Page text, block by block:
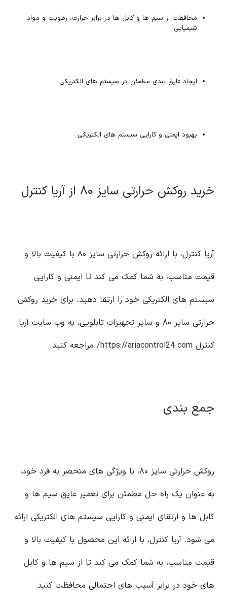
محافظت از سیم ها و کابل ها در برابر حرارت، رطوبت و مواد
شیمیایی
ایجاد عایق بندی مطمئن در سیستم های الکتریکی
بهبود ایمنی و کارایی سیستم های الکتریکی
خرید روکش حرارتی سایز ۸۰ از آریا کنترل
آریا کنترل، با ارائه روکش حرارتی سایز ۸۰ با کیفیت بالا و
قیمت مناسب، به شما کمک می کند تا ایمنی و کارایی
سیستم های الکتریکی خود را ارتقا دهید. برای خرید روکش
حرارتی سایز ۸۰ و سایر تجهیزات تابلویی، به وب سایت آریا
کنترل https://ariacontrol24.com/ مراجعه کنید.
جمع بندی
روکش حرارتی سایز ۸۰، با ویژگی های منحصر به فرد خود،
به عنوان یک راه حل مطمئن برای تعمیر عایق سیم ها و
کابل ها و ارتقای ایمنی و کارایی سیستم های الکتریکی ارائه
می شود. آریا کنترل، با ارائه این محصول با کیفیت بالا و
قیمت مناسب، به شما کمک می کند تا از سیم ها و کابل
های خود در برابر آسیب های احتمالی محافظت کنید.